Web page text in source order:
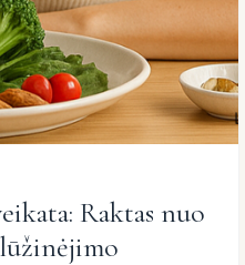
Raktas nuo